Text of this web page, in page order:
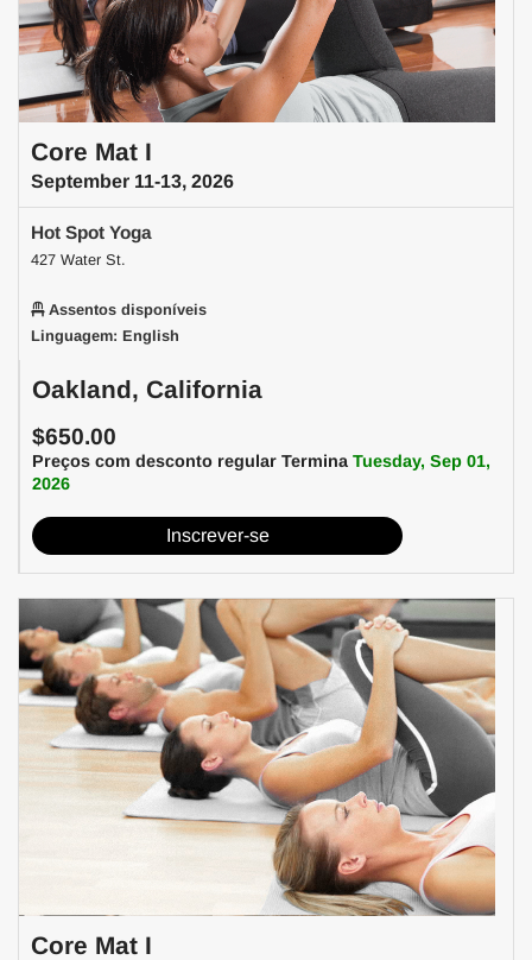
Core Mat I
September 11-13, 2026
Hot Spot Yoga
427 Water St.
Assentos disponíveis
Linguagem: English
Oakland, California
$650.00
Preços com desconto regular Termina Tuesday, Sep 01,
2026
Inscrever-se
Core Mat I